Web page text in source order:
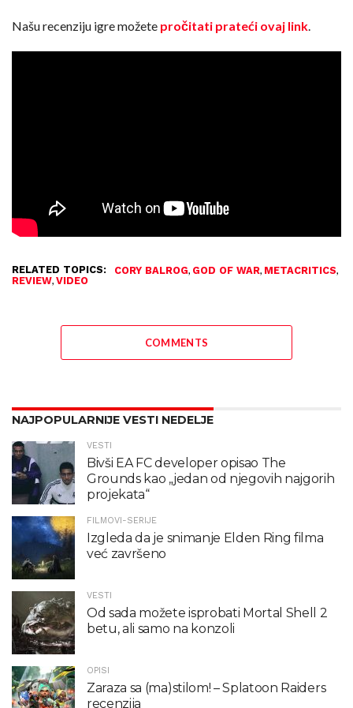
Našu recenziju igre možete pročitati prateći ovaj link.
RELATED TOPICS: CORY BALROG, GOD OF WAR, METACRITICS,
REVIEW, VIDEO
COMMENTS
NAJPOPULARNIJE VESTI NEDELJE
VESTI
Bivši EA FC developer opisao The
Grounds kao „jedan od njegovih najgorih
projekata“
FILMOVI-SERIJE
Izgleda da je snimanje Elden Ring filma
već završeno
VESTI
Od sada možete isprobati Mortal Shell 2
betu, ali samo na konzoli
OPISI
Zaraza sa (ma)stilom! – Splatoon Raiders
recenzija